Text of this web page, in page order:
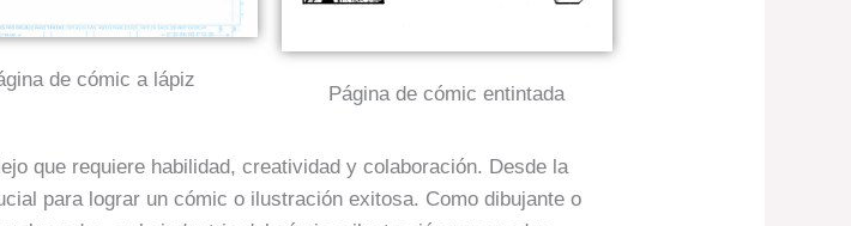
de cómic a lápiz
Página de cómic entintada
que requiere habilidad, creatividad y colaboración. Desde la
para lograr un cómic o ilustración exitosa. Como dibujante o